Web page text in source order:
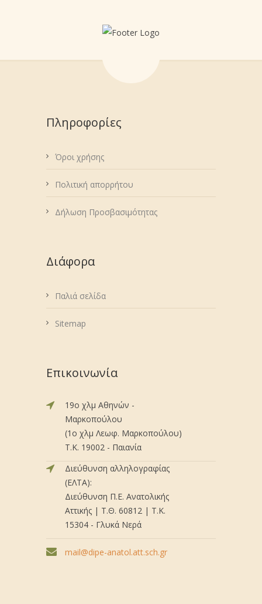
Πληροφορίες
Όροι χρήσης
Πολιτική απορρήτου
Δήλωση Προσβασιμότητας
Διάφορα
Παλιά σελίδα
Sitemap
Επικοινωνία
19ο χλμ Αθηνών -
Μαρκοπούλου
(1ο χλμ Λεωφ. Μαρκοπούλου)
Τ.Κ. 19002 - Παιανία
Διεύθυνση αλληλογραφίας
(ΕΛΤΑ):
Διεύθυνση Π.Ε. Ανατολικής
Αττικής | Τ.Θ. 60812 | Τ.Κ.
15304 - Γλυκά Νερά
mail@dipe-anatol.att.sch.gr